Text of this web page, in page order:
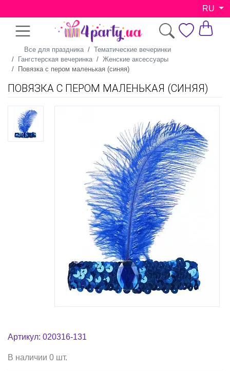
RU
Все для праздника
Тематические вечеринки
Гангстерская вечеринка
Женские аксессуары
Повязка с пером маленькая (синяя)
ПОВЯЗКА С ПЕРОМ МАЛЕНЬКАЯ (СИНЯЯ)
Артикул: 020316-131
В наличии 0 шт.